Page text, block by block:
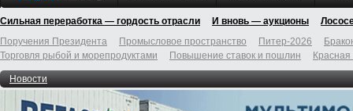
Сильная переработка — гордость отрасли И вновь — аукционы
Поручения Президента
Промысловое пространство Питер-2026
Торговля рыбой и морепродуктами
Повышение ставок и пошлин
Новости